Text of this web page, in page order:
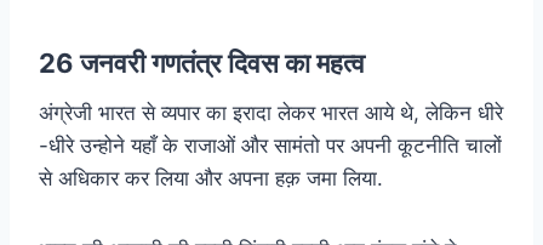
26 जनवरी गणतंत्र दिवस का महत्व
अंग्रेजी भारत से व्यपार का इरादा लेकर भारत आये थे, लेकिन धीरे
-धीरे उन्होने यहाँ के राजाओं और सामंतो पर अपनी कूटनीति चालों
से अधिकार कर लिया और अपना हक़ जमा लिया.